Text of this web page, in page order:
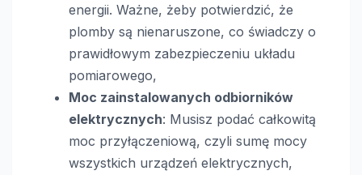
energii. Ważne, żeby potwierdzić, że
plomby są nienaruszone, co świadczy o
prawidłowym zabezpieczeniu układu
pomiarowego,
Moc zainstalowanych odbiorników
elektrycznych: Musisz podać całkowitą
moc przyłączeniową, czyli sumę mocy
wszystkich urządzeń elektrycznych,